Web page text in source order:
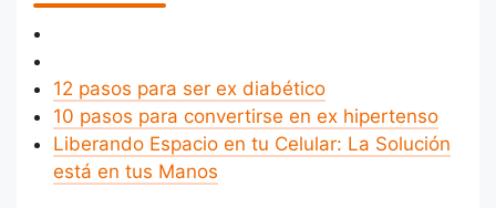
12 pasos para ser ex diabético
10 pasos para convertirse en ex hipertenso
Liberando Espacio en tu Celular: La Solución
está en tus Manos